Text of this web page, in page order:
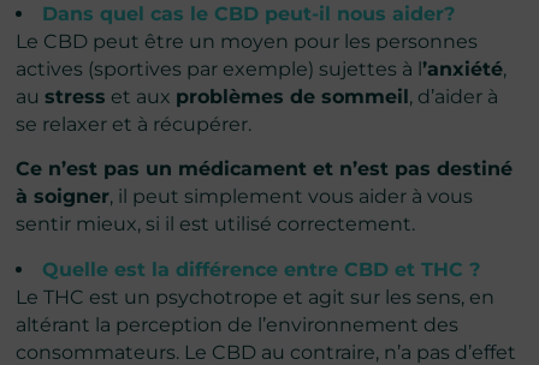
Dans quel cas le CBD peut-il nous aider?
Le CBD peut être un moyen pour les personnes
actives (sportives par exemple) sujettes à l’anxiété,
austress et aux problèmes de sommeil, d’aider à
se relaxer et à récupérer.
Ce n’est pas un médicament et n’est pas destiné
à soigner, il peut simplement vous aider à vous
sentir mieux, si il est utilisé correctement.
Quelle est la différence entre CBD et THC ?
Le THC est un psychotrope et agit sur les sens, en
altérant la perception de l’environnement des
consommateurs. Le CBD au contraire, n’a pas d’effet